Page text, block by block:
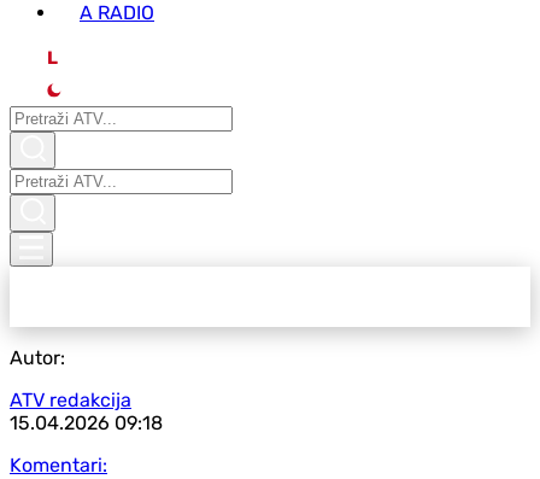
A RADIO
L
Autor:
ATV redakcija
15.04.2026 09:18
Komentari: